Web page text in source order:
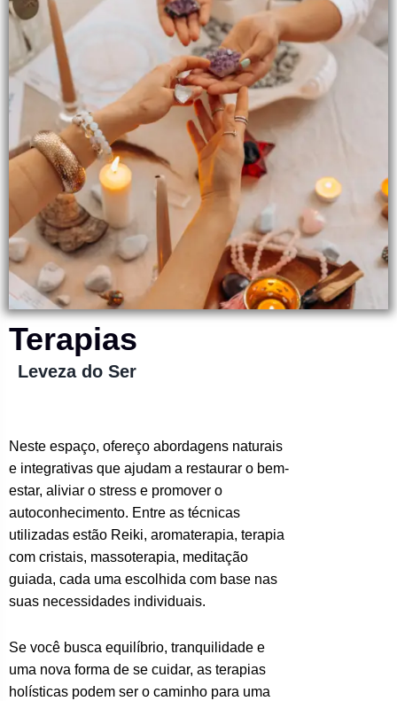
Terapias
Leveza do Ser
Neste espaço, ofereço abordagens naturais
e integrativas que ajudam a restaurar o bem-
estar, aliviar o stress e promover o
autoconhecimento. Entre as técnicas
utilizadas estão Reiki, aromaterapia, terapia
com cristais, massoterapia, meditação
guiada, cada uma escolhida com base nas
suas necessidades individuais.
Se você busca equilíbrio, tranquilidade e
uma nova forma de se cuidar, as terapias
holísticas podem ser o caminho para uma